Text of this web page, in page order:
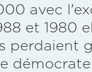
avec
et 1980
perdaient